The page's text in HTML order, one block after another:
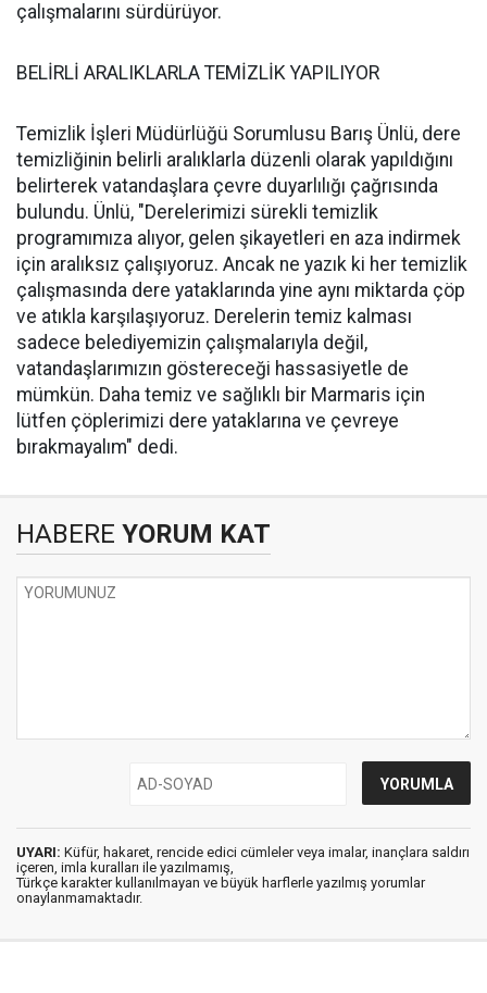
çalışmalarını sürdürüyor.
BELİRLİ ARALIKLARLA TEMİZLİK YAPILIYOR
Temizlik İşleri Müdürlüğü Sorumlusu Barış Ünlü, dere
temizliğinin belirli aralıklarla düzenli olarak yapıldığını
belirterek vatandaşlara çevre duyarlılığı çağrısında
bulundu. Ünlü, "Derelerimizi sürekli temizlik
programımıza alıyor, gelen şikayetleri en aza indirmek
için aralıksız çalışıyoruz. Ancak ne yazık ki her temizlik
çalışmasında dere yataklarında yine aynı miktarda çöp
ve atıkla karşılaşıyoruz. Derelerin temiz kalması
sadece belediyemizin çalışmalarıyla değil,
vatandaşlarımızın göstereceği hassasiyetle de
mümkün. Daha temiz ve sağlıklı bir Marmaris için
lütfen çöplerimizi dere yataklarına ve çevreye
bırakmayalım" dedi.
HABERE YORUM KAT
UYARI: Küfür, hakaret, rencide edici cümleler veya imalar, inançlara saldırı
içeren, imla kuralları ile yazılmamış,
Türkçe karakter kullanılmayan ve büyük harflerle yazılmış yorumlar
onaylanmamaktadır.